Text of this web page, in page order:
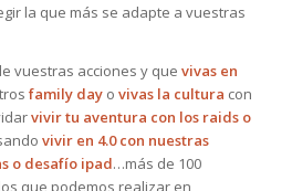
la que más se adapte a vuestras
vuestras acciones y que vivas en
family day o vivas la cultura con
vivir tu aventura con los raids o
vivir en 4.0 con nuestras
o desafío ipad…más de 100
que podemos realizar en